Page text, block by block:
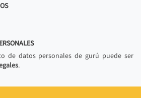
de datos personales de gurú puede ser
.